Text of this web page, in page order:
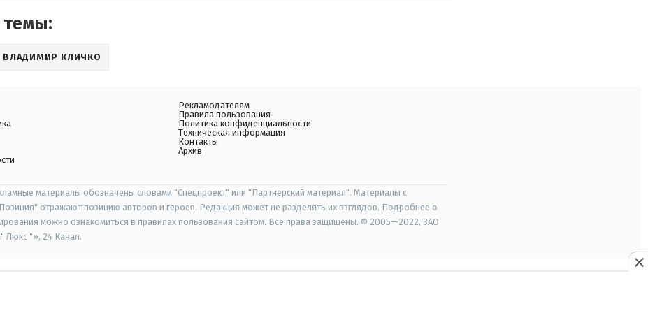
ВЛАДИМИР КЛИЧКО
Рекламодателям
Правила пользования
Политика конфиденциальности
Техническая информация
Контакты
Архив
материалы обозначены словами "Спецпроект" или "Партнерский материал". Материалы с
отражают позицию авторов и героев. Редакция может не разделять их взглядов. Подробнее о
можно ознакомиться в правилах пользования сайтом. Все права защищены. © 2005—2022, ЗАО
Люкс "», 24 Канал.